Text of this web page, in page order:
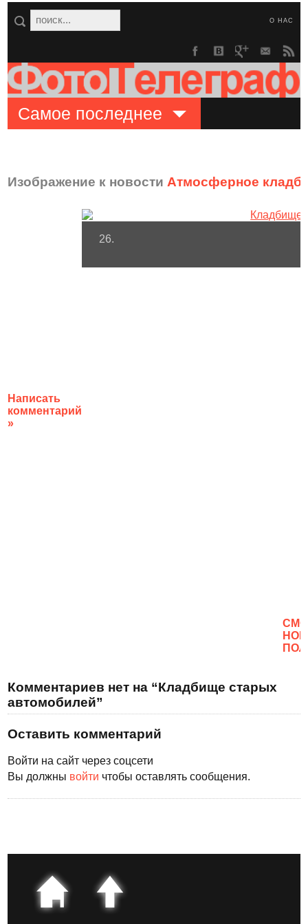
О НАС
Самое последнее
Изображение к новости Атмосферное
Написать
комментарий
»
26.
Комментариев нет на “Кладбище старых
автомобилей”
Оставить комментарий
Войти на сайт через соцсети
Вы должны войти чтобы оставлять сообщения.